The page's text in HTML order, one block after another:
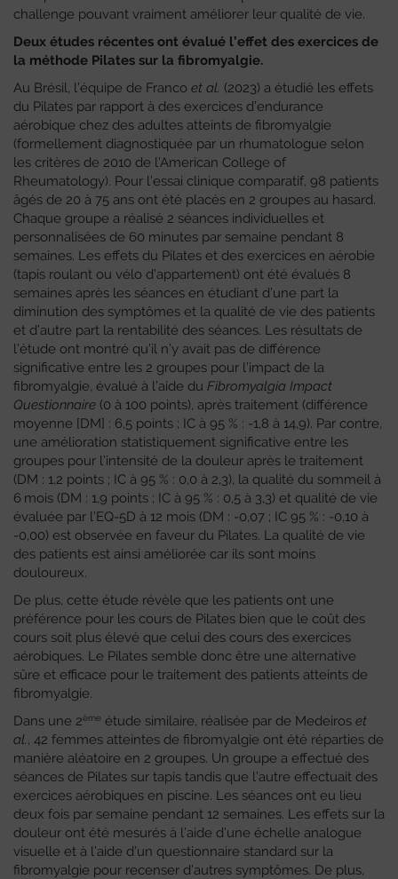
challenge pouvant vraiment améliorer leur qualité de vie.
Deux études récentes ont évalué l’effet des exercices de
la méthode Pilates sur la fibromyalgie.
Au Brésil, l’équipe de Franco et al. (2023) a étudié les effets
du Pilates par rapport à des exercices d’endurance
aérobique chez des adultes atteints de fibromyalgie
(formellement diagnostiquée par un rhumatologue selon
les critères de 2010 de l’American College of
Rheumatology). Pour l’essai clinique comparatif, 98 patients
âgés de 20 à 75 ans ont été placés en 2 groupes au hasard.
Chaque groupe a réalisé 2 séances individuelles et
personnalisées de 60 minutes par semaine pendant 8
semaines. Les effets du Pilates et des exercices en aérobie
(tapis roulant ou vélo d’appartement) ont été évalués 8
semaines après les séances en étudiant d’une part la
diminution des symptômes et la qualité de vie des patients
et d’autre part la rentabilité des séances. Les résultats de
l’étude ont montré qu’il n’y avait pas de différence
significative entre les 2 groupes pour l’impact de la
fibromyalgie, évalué à l’aide du Fibromyalgia Impact
Questionnaire (0 à 100 points), après traitement (différence
moyenne [DM] : 6,5 points ; IC à 95 % : -1,8 à 14,9). Par contre,
une amélioration statistiquement significative entre les
groupes pour l’intensité de la douleur après le traitement
(DM : 1,2 points ; IC à 95 % : 0,0 à 2,3), la qualité du sommeil à
6 mois (DM : 1,9 points ; IC à 95 % : 0,5 à 3,3) et qualité de vie
évaluée par l’EQ-5D à 12 mois (DM : -0,07 ; IC 95 % : -0,10 à
-0,00) est observée en faveur du Pilates. La qualité de vie
des patients est ainsi améliorée car ils sont moins
douloureux.
De plus, cette étude révèle que les patients ont une
préférence pour les cours de Pilates bien que le coût des
cours soit plus élevé que celui des cours des exercices
aérobiques. Le Pilates semble donc être une alternative
sûre et efficace pour le traitement des patients atteints de
fibromyalgie.
Dans une 2ème étude similaire, réalisée par de Medeiros et
al., 42 femmes atteintes de fibromyalgie ont été réparties de
manière aléatoire en 2 groupes. Un groupe a effectué des
séances de Pilates sur tapis tandis que l’autre effectuait des
exercices aérobiques en piscine. Les séances ont eu lieu
deux fois par semaine pendant 12 semaines. Les effets sur la
douleur ont été mesurés à l’aide d’une échelle analogue
visuelle et à l’aide d’un questionnaire standard sur la
fibromyalgie pour recenser d’autres symptômes. De plus,